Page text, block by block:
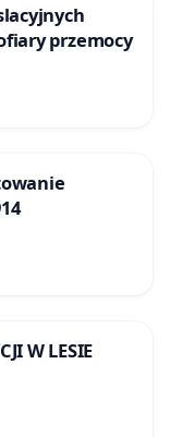
ofiary przemocy
W LESIE